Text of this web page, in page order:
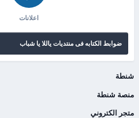
اعلانات
ضوابط الكتابه فى منتديات ياللا يا شباب
شنطة
منصة شنطة
متجر الكتروني